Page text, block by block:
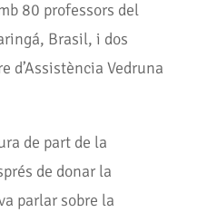
80 professors del
Brasil, i dos
d’Assistència Vedruna
de part de la
de donar la
parlar sobre la